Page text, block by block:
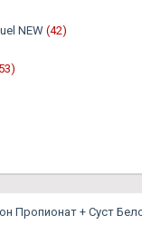
NEW (42)
Пропионат + Суст